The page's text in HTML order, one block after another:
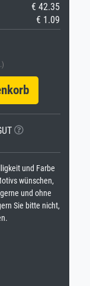
€ 42.35
€ 1.09
und Farbe
wünschen,
und ohne
Sie bitte nicht,